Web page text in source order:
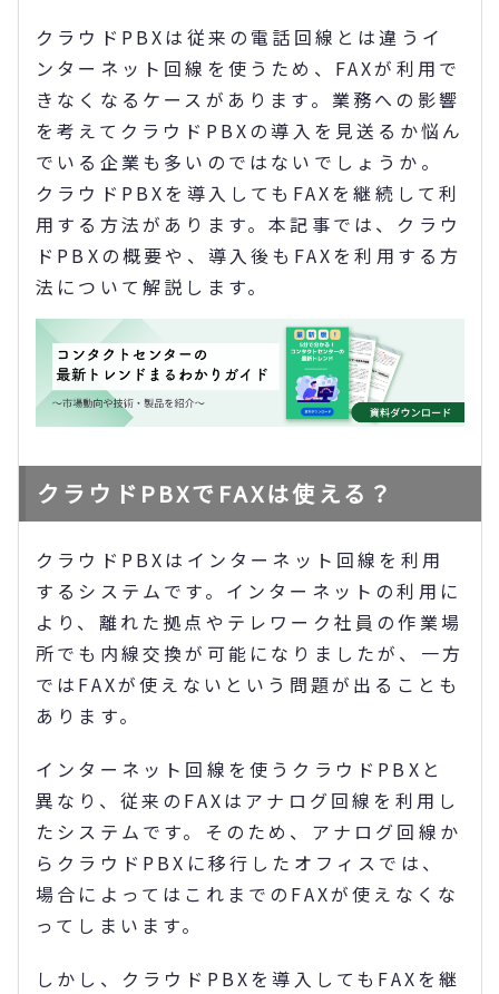
クラウドPBXは従来の電話回線とは違うイ
ンターネット回線を使うため、FAXが利用で
きなくなるケースがあります。業務への影響
を考えてクラウドPBXの導入を見送るか悩ん
でいる企業も多いのではないでしょうか。
クラウドPBXを導入してもFAXを継続して利
用する方法があります。本記事では、クラウ
ドPBXの概要や、導入後もFAXを利用する方
法について解説します。
クラウドPBXでFAXは使える？
クラウドPBXはインターネット回線を利用
するシステムです。インターネットの利用に
より、離れた拠点やテレワーク社員の作業場
所でも内線交換が可能になりましたが、一方
ではFAXが使えないという問題が出ることも
あります。
インターネット回線を使うクラウドPBXと
異なり、従来のFAXはアナログ回線を利用し
たシステムです。そのため、アナログ回線か
らクラウドPBXに移行したオフィスでは、
場合によってはこれまでのFAXが使えなくな
ってしまいます。
しかし、クラウドPBXを導入してもFAXを継